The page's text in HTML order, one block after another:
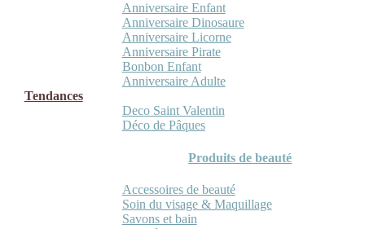
Anniversaire Enfant
Anniversaire Dinosaure
Anniversaire Licorne
Anniversaire Pirate
Bonbon Enfant
Anniversaire Adulte
Tendances
Deco Saint Valentin
Déco de Pâques
Produits de beauté
Accessoires de beauté
Soin du visage & Maquillage
Savons et bain